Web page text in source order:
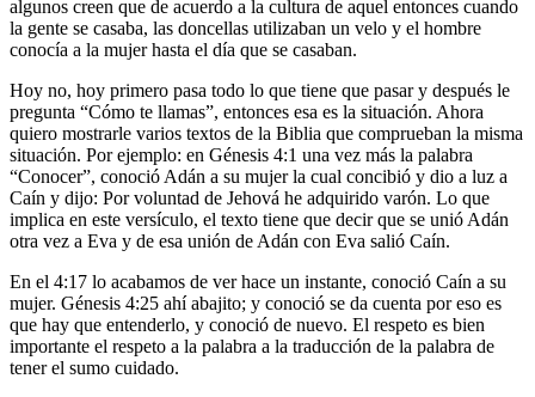
algunos creen que de acuerdo a la cultura de aquel entonces cuando
la gente se casaba, las doncellas utilizaban un velo y el hombre
conocía a la mujer hasta el día que se casaban.
Hoy no, hoy primero pasa todo lo que tiene que pasar y después le
pregunta “Cómo te llamas”, entonces esa es la situación. Ahora
quiero mostrarle varios textos de la Biblia que comprueban la misma
situación. Por ejemplo: en Génesis 4:1 una vez más la palabra
“Conocer”, conoció Adán a su mujer la cual concibió y dio a luz a
Caín y dijo: Por voluntad de Jehová he adquirido varón. Lo que
implica en este versículo, el texto tiene que decir que se unió Adán
otra vez a Eva y de esa unión de Adán con Eva salió Caín.
En el 4:17 lo acabamos de ver hace un instante, conoció Caín a su
mujer. Génesis 4:25 ahí abajito; y conoció se da cuenta por eso es
que hay que entenderlo, y conoció de nuevo. El respeto es bien
importante el respeto a la palabra a la traducción de la palabra de
tener el sumo cuidado.